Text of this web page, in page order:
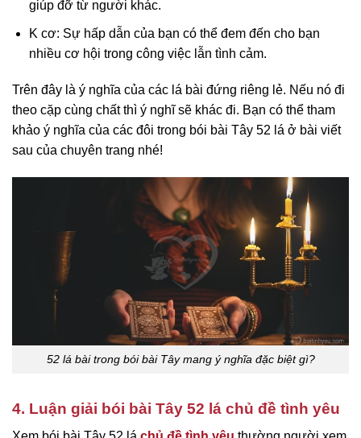
giúp đỡ từ người khác.
K cơ: Sự hấp dẫn của bạn có thể đem đến cho bạn
nhiều cơ hội trong công việc lẫn tình cảm.
Trên đây là ý nghĩa của các lá bài đứng riêng lẻ. Nếu nó đi
theo cặp cùng chất thì ý nghĩ sẽ khác đi. Bạn có thể tham
khảo ý nghĩa của các đôi trong bói bài Tây 52 lá ở bài viết
sau của chuyên trang nhé!
52 lá bài trong bói bài Tây mang ý nghĩa đặc biệt gì?
4. Luận giải bói bài Tây 52 lá chủ đề tình yêu